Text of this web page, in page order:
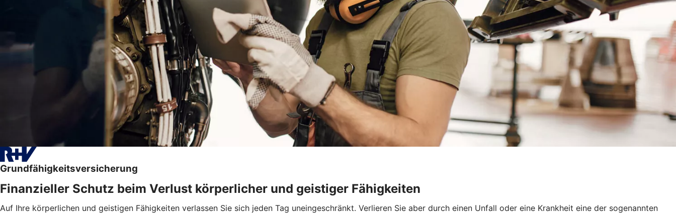
Grundfähigkeitsversicherung
Finanzieller Schutz beim Verlust körperlicher und geistiger Fähigkeiten
Auf Ihre körperlichen und geistigen Fähigkeiten verlassen Sie sich jeden Tag uneingeschränkt. Verlieren Sie aber durch einen Unfall oder eine Krankheit eine der sogenannten